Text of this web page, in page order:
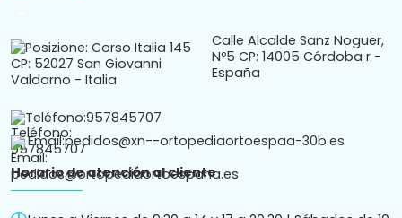
Calle Alcalde Sanz Noguer,
Nº5 CP: 14005 Córdoba r -
España
Teléfono:957845707
Email:pedidos@xn--ortopediaortoespaa-30b.es
Horario de atención al cliente